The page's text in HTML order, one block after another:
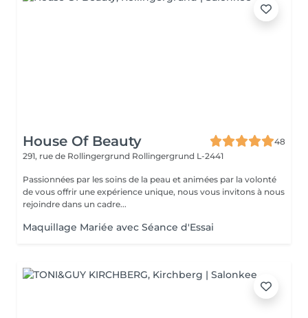
House Of Beauty
48
291, rue de Rollingergrund Rollingergrund L-2441
Passionnées par les soins de la peau et animées par la volonté
de vous offrir une expérience unique, nous vous invitons à nous
rejoindre dans un cadre...
Maquillage Mariée avec Séance d'Essai